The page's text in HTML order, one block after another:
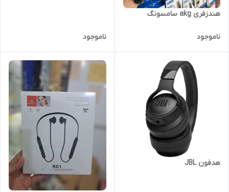
هندزفری akg سامسونگ
ناموجود ناموجود
هدفون JBL